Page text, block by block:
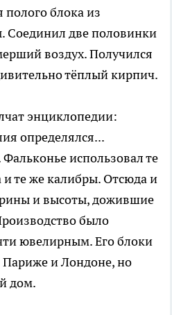
блока из
Соединил две половинки
воздух. Получился
тёплый кирпич.
энциклопедии:
определялся...
использовал те
те же калибры. Отсюда и
и высоты, дожившие
было
ювелирным. Его блоки
и Лондоне, но
дом.